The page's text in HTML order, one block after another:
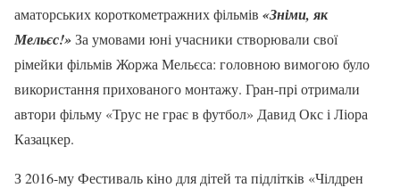
аматорських короткометражних фільмів «Зніми, як
Мельєс!»За умовами юні учасники створювали свої
рімейки фільмів Жоржа Мельєса: головною вимогою було
використання прихованого монтажу. Гран-прі отримали
автори фільму «Трус не грає в футбол» Давид Окс і Ліора
Казацкер.
З 2016-му Фестиваль кіно для дітей та підлітків «Чілдрен